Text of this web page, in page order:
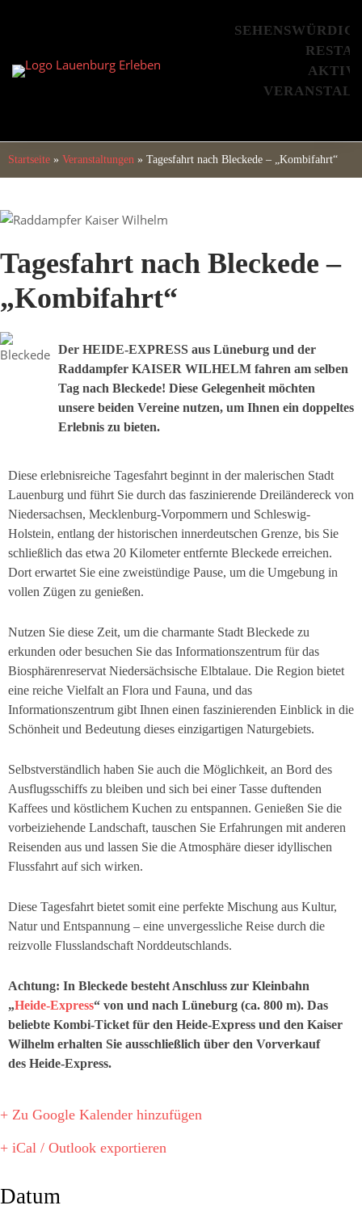
Startseite » Veranstaltungen » Tagesfahrt nach Bleckede – „Kombifahrt“
Tagesfahrt nach Bleckede –
„Kombifahrt“
Der HEIDE-EXPRESS aus Lüneburg und der
Raddampfer KAISER WILHELM fahren am selben
Tag nach Bleckede! Diese Gelegenheit möchten
unsere beiden Vereine nutzen, um Ihnen ein doppeltes
Erlebnis zu bieten.
Diese erlebnisreiche Tagesfahrt beginnt in der malerischen Stadt
Lauenburg und führt Sie durch das faszinierende Dreiländereck von
Niedersachsen, Mecklenburg-Vorpommern und Schleswig-
Holstein, entlang der historischen innerdeutschen Grenze, bis Sie
schließlich das etwa 20 Kilometer entfernte Bleckede erreichen.
Dort erwartet Sie eine zweistündige Pause, um die Umgebung in
vollen Zügen zu genießen.
Nutzen Sie diese Zeit, um die charmante Stadt Bleckede zu
erkunden oder besuchen Sie das Informationszentrum für das
Biosphärenreservat Niedersächsische Elbtalaue. Die Region bietet
eine reiche Vielfalt an Flora und Fauna, und das
Informationszentrum gibt Ihnen einen faszinierenden Einblick in die
Schönheit und Bedeutung dieses einzigartigen Naturgebiets.
Selbstverständlich haben Sie auch die Möglichkeit, an Bord des
Ausflugsschiffs zu bleiben und sich bei einer Tasse duftenden
Kaffees und köstlichem Kuchen zu entspannen. Genießen Sie die
vorbeiziehende Landschaft, tauschen Sie Erfahrungen mit anderen
Reisenden aus und lassen Sie die Atmosphäre dieser idyllischen
Flussfahrt auf sich wirken.
Diese Tagesfahrt bietet somit eine perfekte Mischung aus Kultur,
Natur und Entspannung – eine unvergessliche Reise durch die
reizvolle Flusslandschaft Norddeutschlands.
Achtung: In Bleckede besteht Anschluss zur Kleinbahn
„Heide-Express“ von und nach Lüneburg (ca. 800 m). Das
beliebte Kombi-Ticket für den Heide-Express und den Kaiser
Wilhelm erhalten Sie ausschließlich über den Vorverkauf
des Heide-Express.
+ Zu Google Kalender hinzufügen
+ iCal / Outlook exportieren
Datum